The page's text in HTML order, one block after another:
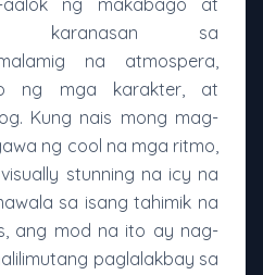
ng makabago at
karanasan sa
na atmospera,
ng mga karakter, at
Kung nais mong mag-
ng cool na mga ritmo,
stunning na icy na
sa isang tahimik na
ang mod na ito ay nag-
paglalakbay sa